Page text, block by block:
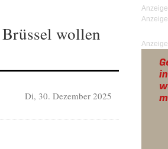
wollen
Di, 30. Dezember 2025
Anzeige